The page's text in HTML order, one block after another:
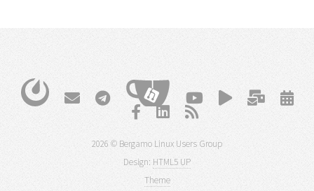
2026 © Bergamo Linux Users Group
Design: HTML5 UP
Theme